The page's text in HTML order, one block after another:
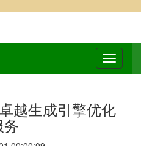
越生成引擎优化
务